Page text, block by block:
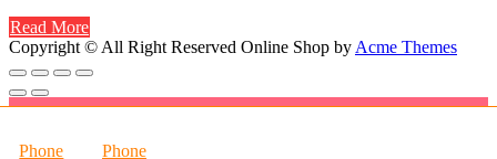
Read More
Copyright © All Right Reserved Online Shop by Acme Themes
Phone Phone